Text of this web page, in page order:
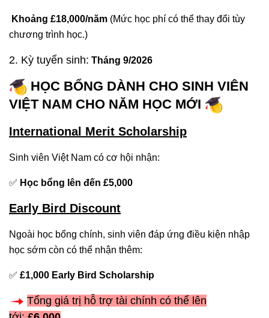
Khoảng £18,000/năm (Mức học phí có thể thay đổi tùy
chương trình học.)
2. Kỳ tuyển sinh: Tháng 9/2026
HỌC BỔNG DÀNH CHO SINH VIÊN
VIỆT NAM CHO NĂM HỌC MỚI
International Merit Scholarship
Sinh viên Việt Nam có cơ hội nhận:
✅ Học bổng lên đến £5,000
Early Bird Discount
Ngoài học bổng chính, sinh viên đáp ứng điều kiện nhập
học sớm còn có thể nhận thêm:
✅ £1,000 Early Bird Scholarship
Tổng giá trị hỗ trợ tài chính có thể lên